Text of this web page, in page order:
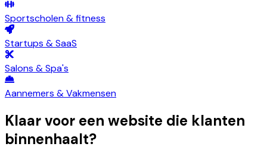
Sportscholen & fitness
Startups & SaaS
Salons & Spa's
Aannemers & Vakmensen
Klaar voor een website die klanten
binnenhaalt?